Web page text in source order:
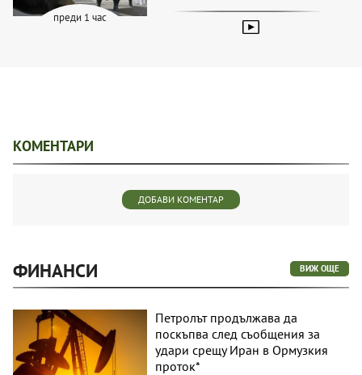
преди 1 час
КОМЕНТАРИ
ДОБАВИ КОМЕНТАР
ФИНАНСИ ВИЖ ОЩЕ
Петролът продължава да
поскъпва след съобщения за
удари срещу Иран в Ормузкия
проток*